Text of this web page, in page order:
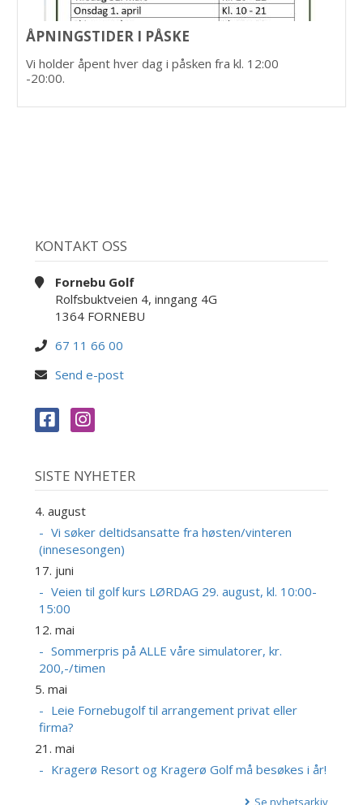
ÅPNINGSTIDER I PÅSKE
Vi holder åpent hver dag i påsken fra kl. 12:00
-20:00.
KONTAKT OSS
Fornebu Golf
Rolfsbuktveien 4, inngang 4G
1364 FORNEBU
67 11 66 00
Send e-post
SISTE NYHETER
4. august
Vi søker deltidsansatte fra høsten/vinteren
(innesesongen)
17. juni
Veien til golf kurs LØRDAG 29. august, kl. 10:00-
15:00
12. mai
Sommerpris på ALLE våre simulatorer, kr.
200,-/timen
5. mai
Leie Fornebugolf til arrangement privat eller
firma?
21. mai
Kragerø Resort og Kragerø Golf må besøkes i år!
Se nyhetsarkiv